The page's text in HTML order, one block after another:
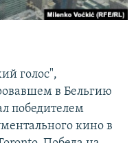
голос",
в Бельгию
победителем
кино в